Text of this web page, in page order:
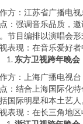
方：江苏省广播电视
：强调音乐品质，
节目编排以演唱会形
表现：在音乐爱好
东方卫视跨年晚
方：上海广播电视台
：结合上海国际化
国际明星和本土艺
表现：在长三角地区